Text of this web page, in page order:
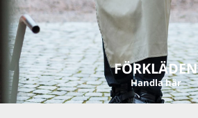
FÖRKLÄDEN
Handla här